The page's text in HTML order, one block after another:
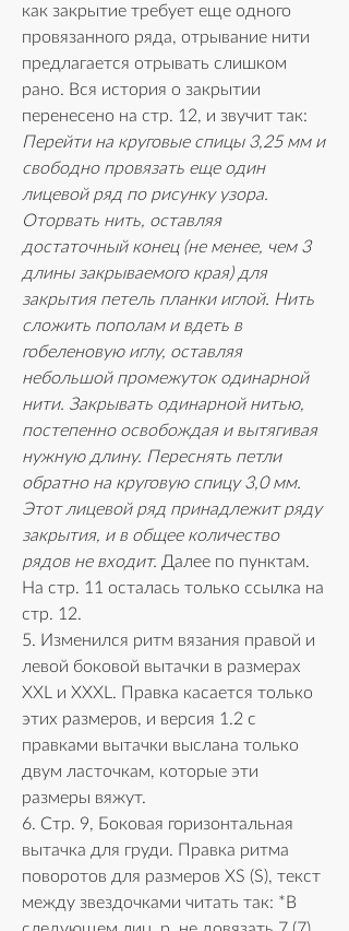
как закрытие требует еще одного
провязанного ряда, отрывание нити
предлагается отрывать слишком
рано. Вся история о закрытии
перенесено на стр. 12, и звучит так:
Перейти на круговые спицы 3,25 мм и
свободно провязать еще один
лицевой ряд по рисунку узора.
Оторвать нить, оставляя
достаточный конец (не менее, чем 3
длины закрываемого края) для
закрытия петель планки иглой. Нить
сложить пополам и вдеть в
гобеленовую иглу, оставляя
небольшой промежуток одинарной
нити. Закрывать одинарной нитью,
постепенно освобождая и вытягивая
нужную длину. Переснять петли
обратно на круговую спицу 3,0 мм.
Этот лицевой ряд принадлежит ряду
закрытия, и в общее количество
рядов не входит. Далее по пунктам.
На стр. 11 осталась только ссылка на
стр. 12.
5. Изменился ритм вязания правой и
левой боковой вытачки в размерах
XXL и XXXL. Правка касается только
этих размеров, и версия 1.2 с
правками вытачки выслана только
двум ласточкам, которые эти
размеры вяжут.
6. Стр. 9, Боковая горизонтальная
вытачка для груди. Правка ритма
поворотов для размеров XS (S), текст
между звездочками читать так: *В